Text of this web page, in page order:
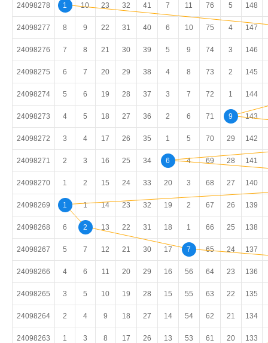
24098278 1 10 23 32 41 7 11 76 5 148
24098277 8 9 22 31 40 6 10 75 4 147
24098276 7 8 21 30 39 5 9 74 3 146
24098275 6 7 20 29 38 4 8 73 2 145
24098274 5 6 19 28 37 3 7 72 1 144
24098273 4 5 18 27 36 2 6 71 9 143
24098272 3 4 17 26 35 1 5 70 29 142
24098271 2 3 16 25 34 6 4 69 28 141
24098270 1 2 15 24 33 20 3 68 27 140
24098269 1 1 14 23 32 19 2 67 26 139
24098268 6 2 13 22 31 18 1 66 25 138
24098267 5 7 12 21 30 17 7 65 24 137
24098266 4 6 11 20 29 16 56 64 23 136
24098265 3 5 10 19 28 15 55 63 22 135
24098264 2 4 9 18 27 14 54 62 21 134
24098263 1 3 8 17 26 13 53 61 20 133